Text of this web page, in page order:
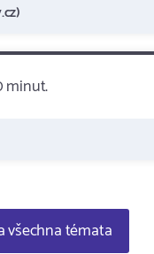
minut.
všechna témata